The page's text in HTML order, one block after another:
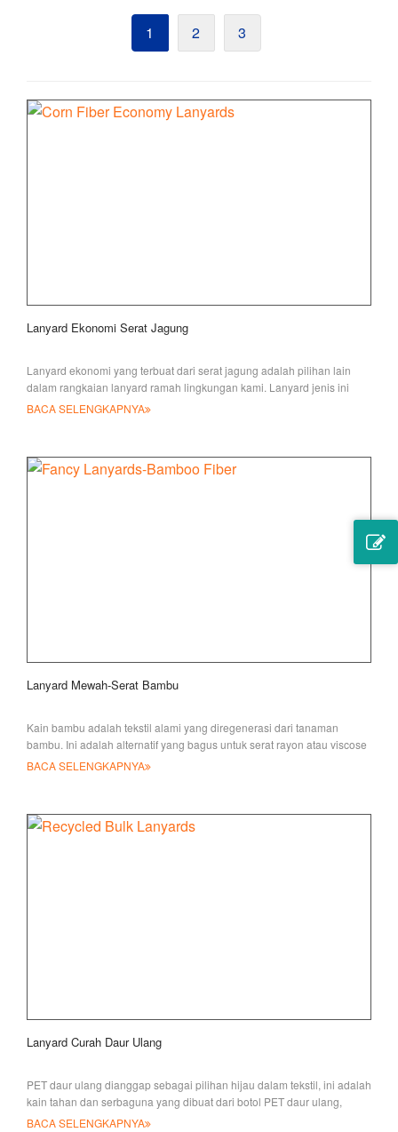
1 2 3
Lanyard Ekonomi Serat Jagung
Lanyard ekonomi yang terbuat dari serat jagung adalah pilihan lain
dalam rangkaian lanyard ramah lingkungan kami. Lanyard jenis ini
telah mendapatkan po
BACA SELENGKAPNYA
Lanyard Mewah-Serat Bambu
Kain bambu adalah tekstil alami yang diregenerasi dari tanaman
bambu. Ini adalah alternatif yang bagus untuk serat rayon atau viscose
lainnya, lembut
BACA SELENGKAPNYA
Lanyard Curah Daur Ulang
PET daur ulang dianggap sebagai pilihan hijau dalam tekstil, ini adalah
kain tahan dan serbaguna yang dibuat dari botol PET daur ulang,
BACA SELENGKAPNYA